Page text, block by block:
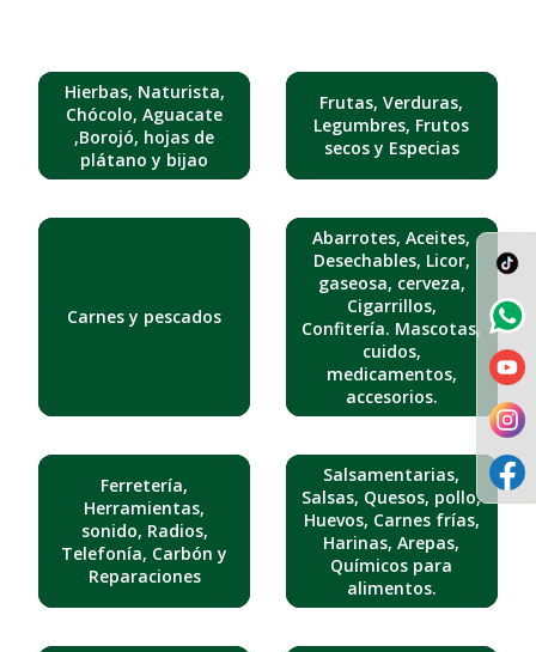
Hierbas, Naturista,
Chócolo, Aguacate
,Borojó, hojas de
plátano y bijao
Frutas, Verduras,
Legumbres, Frutos
secos y Especias
Carnes y pescados
Abarrotes, Aceites,
Desechables, Licor,
gaseosa, cerveza,
Cigarrillos,
Confitería. Mascotas,
cuidos,
medicamentos,
accesorios.
Ferretería,
Herramientas,
sonido, Radios,
Telefonía, Carbón y
Reparaciones
Salsamentarias,
Salsas, Quesos, pollo,
Huevos, Carnes frías,
Harinas, Arepas,
Químicos para
alimentos.